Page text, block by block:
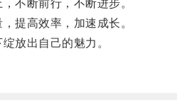
不断前行，不断进步。
提高效率，加速成长。
放出自己的魅力。